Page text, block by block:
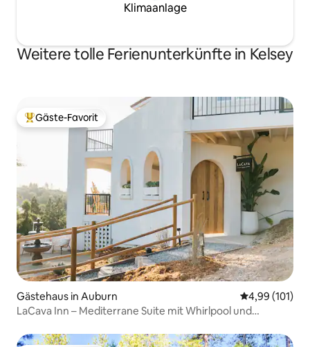
Klimaanlage
Weitere tolle Ferienunterkünfte in Kelsey
Beliebter Gäste-Favorit.
Gäste-Favorit
Gästehaus in Auburn
4,99 (101)
LaCava Inn – Mediterrane Suite mit Whirlpool und